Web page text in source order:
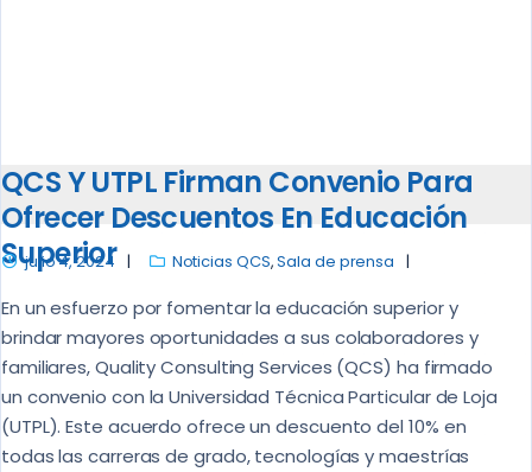
QCS Y UTPL Firman Convenio Para
Ofrecer Descuentos En Educación
Superior
julio 4, 2024 Noticias QCS,Sala de prensa
En un esfuerzo por fomentar la educación superior y
brindar mayores oportunidades a sus colaboradores y
familiares, Quality Consulting Services (QCS) ha firmado
un convenio con la Universidad Técnica Particular de Loja
(UTPL). Este acuerdo ofrece un descuento del 10% en
todas las carreras de grado, tecnologías y maestrías